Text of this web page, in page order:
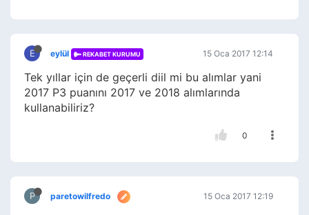
E eylül REKABET KURUMU 15 Oca 2017 12:14
Tek yıllar için de geçerli diil mi bu alımlar yani
2017 P3 puanını 2017 ve 2018 alımlarında
kullanabiliriz?
0
P paretowilfredo 15 Oca 2017 12:19